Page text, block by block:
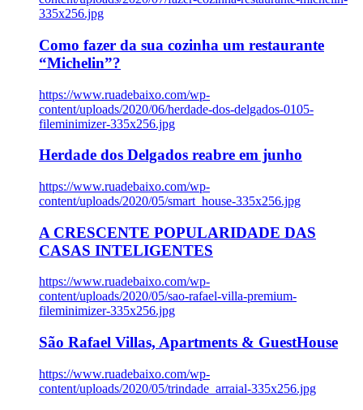
335x256.jpg
Como fazer da sua cozinha um restaurante
“Michelin”?
https://www.ruadebaixo.com/wp-
content/uploads/2020/06/herdade-dos-delgados-0105-
fileminimizer-335x256.jpg
Herdade dos Delgados reabre em junho
https://www.ruadebaixo.com/wp-
content/uploads/2020/05/smart_house-335x256.jpg
A CRESCENTE POPULARIDADE DAS
CASAS INTELIGENTES
https://www.ruadebaixo.com/wp-
content/uploads/2020/05/sao-rafael-villa-premium-
fileminimizer-335x256.jpg
São Rafael Villas, Apartments & GuestHouse
https://www.ruadebaixo.com/wp-
content/uploads/2020/05/trindade_arraial-335x256.jpg